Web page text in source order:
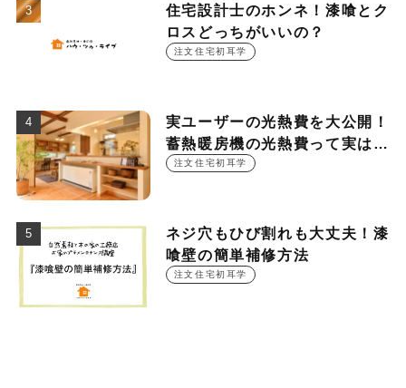
住宅設計士のホンネ！漆喰とク
ロスどっちがいいの？
注文住宅初耳学
実ユーザーの光熱費を大公開！
蓄熱暖房機の光熱費って実は
○○○円！？
注文住宅初耳学
ネジ穴もひび割れも大丈夫！漆
喰壁の簡単補修方法
注文住宅初耳学